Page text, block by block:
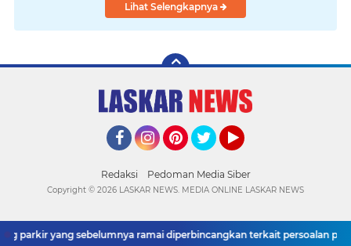
Lihat Selengkapnya
Redaksi Pedoman Media Siber
parkir yang sebelumnya ramai diperbincangkan terkait persoalan
Copyright © 2026 LASKAR NEWS. MEDIA ONLINE LASKAR NEWS